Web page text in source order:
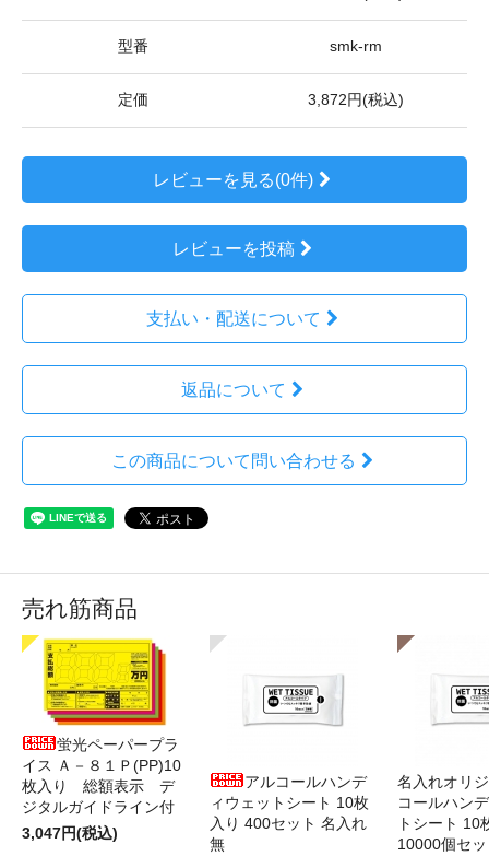
型番 smk-rm
定価 3,872円(税込)
レビューを見る(0件)
レビューを投稿
支払い・配送について
返品について
この商品について問い合わせる
売れ筋商品
蛍光ペーパープラ
イス Ａ－８１Ｐ(PP)10
枚入り 総額表示 デ
ジタルガイドライン付
3,047円(税込)
アルコールハンデ
ィウェットシート 10枚
入り 400セット 名入れ
無
名入れオリ
コールハン
トシート 10
10000個セ